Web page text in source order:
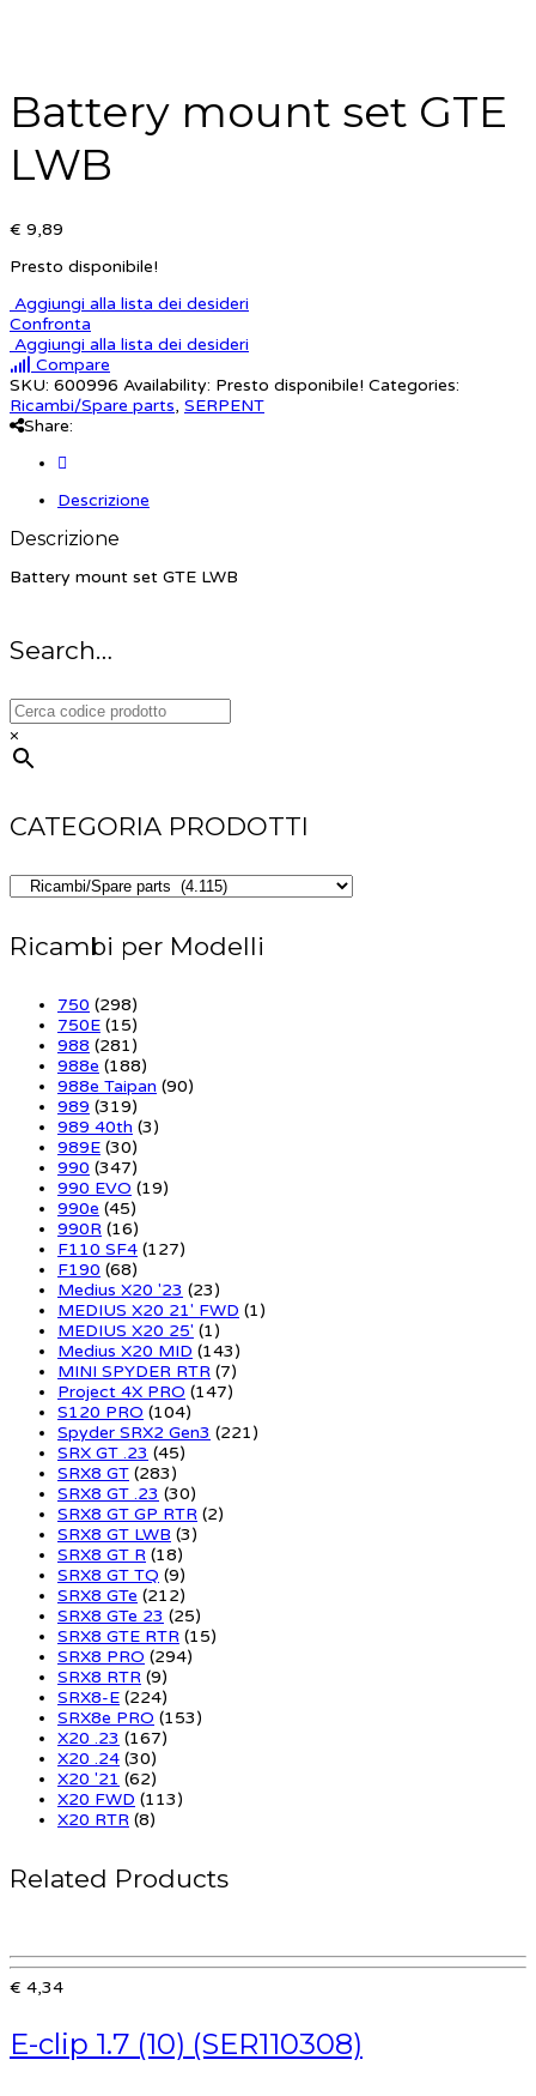
Battery mount set GTE
LWB
€ 9,89
Presto disponibile!
Aggiungi alla lista dei desideri
Confronta
Aggiungi alla lista dei desideri
Compare
SKU: 600996 Availability: Presto disponibile! Categories:
Ricambi/Spare parts, SERPENT
Share:
Descrizione
Descrizione
Battery mount set GTE LWB
Search…
×
CATEGORIA PRODOTTI
Ricambi per Modelli
750 (298)
750E (15)
988 (281)
988e (188)
988e Taipan (90)
989 (319)
989 40th (3)
989E (30)
990 (347)
990 EVO (19)
990e (45)
990R (16)
F110 SF4 (127)
F190 (68)
Medius X20 '23 (23)
MEDIUS X20 21' FWD (1)
MEDIUS X20 25' (1)
Medius X20 MID (143)
MINI SPYDER RTR (7)
Project 4X PRO (147)
S120 PRO (104)
Spyder SRX2 Gen3 (221)
SRX GT .23 (45)
SRX8 GT (283)
SRX8 GT .23 (30)
SRX8 GT GP RTR (2)
SRX8 GT LWB (3)
SRX8 GT R (18)
SRX8 GT TQ (9)
SRX8 GTe (212)
SRX8 GTe 23 (25)
SRX8 GTE RTR (15)
SRX8 PRO (294)
SRX8 RTR (9)
SRX8-E (224)
SRX8e PRO (153)
X20 .23 (167)
X20 .24 (30)
X20 '21 (62)
X20 FWD (113)
X20 RTR (8)
Related Products
€ 4,34
E-clip 1.7 (10) (SER110308)